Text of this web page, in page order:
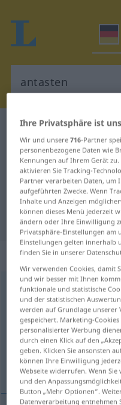
Deutsch-
Deutsch-
Übersetzung
"antasten"
Übersetzung
„antasten“
antasten <-e->
Übersicht aller
(Für mehr Details die
tocar em, apalpar,
violar
Ihre Privatsphäre ist
Wir und unsere716-Partner
personenbezogene Daten wie
Kennungen auf Ihrem Gerät
aktivieren Sie Tracking-
Partner verarbeiten Daten, um
aufgeführten Zwecke. Wenn
Inhalte und Anzeigen
können dieses Menü jederzeit
ändern oder Ihre Einwilligung
Privatsphäre-Einstellungen am
Einstellungen gelten innerhalb
finden Sie in unserer
Wir verwenden Cookies, damit
und wir besser mit Ihnen
funktionale und statistische
und der statistischen
werden auf Grundlage unserer
gespeichert. Marketing-
personalisierter Werbung
durch einen Klick auf den
geben. Klicken Sie ansonsten
können Ihre Einwilligung
Webseite widerrufen. Wenn
und den
Button „Mehr Optionen“.
Datenverarbeitung entnehmen